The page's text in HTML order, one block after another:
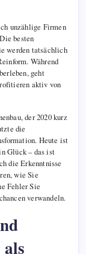
unzählige Firmen
besten
werden tatsächlich
Während
geht
aktiv von
der 2020 kurz
die
Heute ist
Glück – das ist
die Erkenntnisse
wie Sie
Fehler Sie
verwandeln.